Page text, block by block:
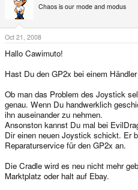
Chaos is our mode and modus
Oct 21, 2008
Hallo Cawimuto!
Hast Du den GP2x bei einem
Ob man das Problem des Joystick
genau. Wenn Du handwerklich
ihn auseinander zu nehmen.
Ansonston kannst Du mal bei
Dir einen neuen Joystick schickt. Er
Reparaturservice für den GP2x an.
Die Cradle wird es neu nicht mehr
Marktplatz oder halt auf Ebay.